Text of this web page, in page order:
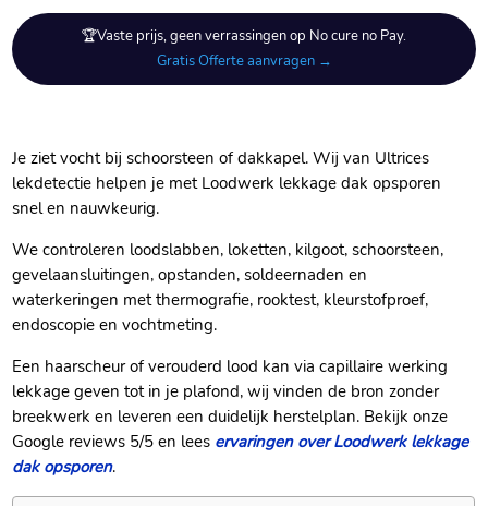
🏆Vaste prijs, geen verrassingen op No cure no Pay.
Gratis Offerte aanvragen →
Je ziet vocht bij schoorsteen of dakkapel.​ Wij van Ultrices
lekdetectie helpen je met Loodwerk lekkage dak opsporen
snel en nauwkeurig.​
We controleren loodslabben, loketten, kilgoot, schoorsteen,
gevelaansluitingen, opstanden, soldeernaden en
waterkeringen met thermografie, rooktest, kleurstofproef,
endoscopie en vochtmeting.​
Een haarscheur of verouderd lood kan via capillaire werking
lekkage geven tot in je plafond, wij vinden de bron zonder
breekwerk en leveren een duidelijk herstelplan.​ Bekijk onze
Google reviews 5/5 en lees ervaringen over Loodwerk lekkage
dak opsporen.​